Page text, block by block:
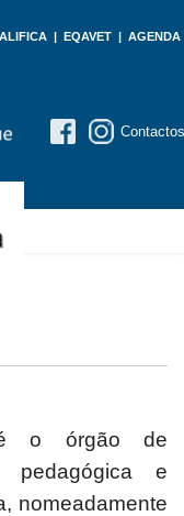
| EQAVET | AGENDA
Contactos
é o órgão de
pedagógica e
nomeadamente